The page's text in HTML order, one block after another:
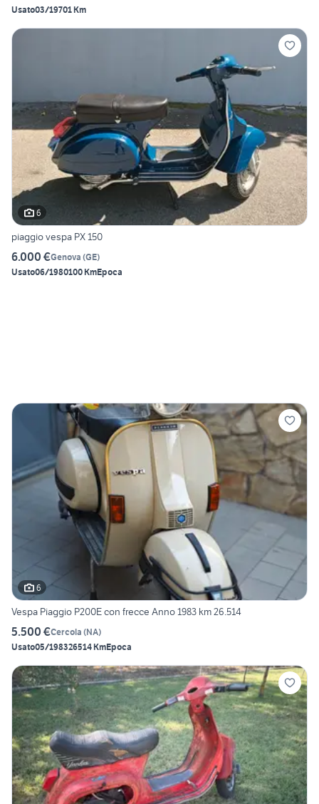
Usato03/19701 Km
6
piaggio vespa PX 150
6.000 €Genova (GE)
Usato06/1980100 KmEpoca
6
Vespa Piaggio P200E con frecce Anno 1983 km 26.514
5.500 €Cercola (NA)
Usato05/198326514 KmEpoca